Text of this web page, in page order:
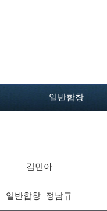
일반합창
김민아
일반합창_정남규